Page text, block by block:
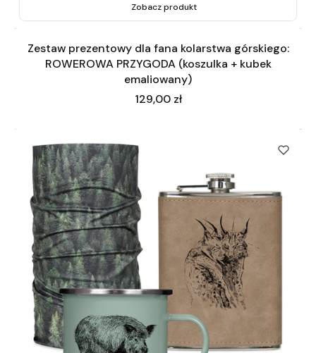
Zobacz produkt
Zestaw prezentowy dla fana kolarstwa górskiego:
ROWEROWA PRZYGODA (koszulka + kubek
emaliowany)
Cena
129,00 zł